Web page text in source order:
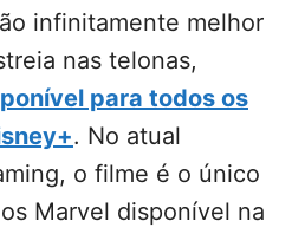
infinitamente melhor
nas telonas,
para todos os
. No atual
o filme é o único
Marvel disponível na